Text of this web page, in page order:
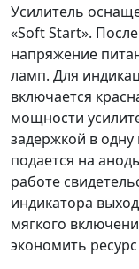
Усилитель
«Soft Start».
напряжение
ламп. Для
включается
мощности
задержкой в
подается на
работе
индикатора
мягкого
экономить